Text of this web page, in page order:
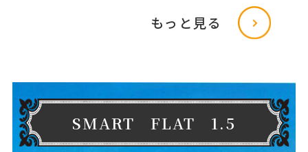
もっと見る
SMART FLAT 1.5